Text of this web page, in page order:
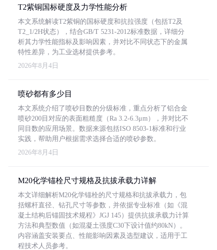
T2紫铜国标硬度及力学性能分析
本文系统解读T2紫铜的国标硬度和抗拉强度（包括T2及
T2_1/2H状态），结合GB/T 5231-2012标准数据，详细分
析其力学性能指标及影响因素，并对比不同状态下的金属
特性差异，为工业选材提供参考。
2026年8月4日
喷砂都有多少目
本文系统介绍了喷砂目数的分级标准，重点分析了铝合金
喷砂200目对应的表面粗糙度（Ra 3.2-6.3μm），并对比不
同目数的应用场景。数据来源包括ISO 8503-1标准和行业
实践，帮助用户根据需求选择合适的喷砂参数。
2026年8月4日
M20化学锚栓尺寸规格及抗拔承载力详解
本文详细解析M20化学锚栓的尺寸规格和抗拔承载力，包
括螺杆直径、钻孔尺寸等参数，并依据专业标准（如《混
凝土结构后锚固技术规程》JGJ 145）提供抗拔承载力计算
方法和典型数值（如混凝土强度C30下设计值约80kN）。
内容涵盖安装要点、性能影响因素及选型建议，适用于工
程技术人员参考。